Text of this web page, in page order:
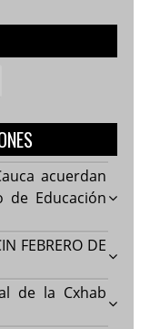
acuerdan
de Educación
FEBRERO DE
de la Cxhab